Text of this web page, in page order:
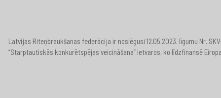
Latvijas Riteņbraukšanas federācija ir noslēgusi 12.05.2023. līgumu Nr.
“Starptautiskās konkurētspējas veicināšana” ietvaros, ko līdzfinansē